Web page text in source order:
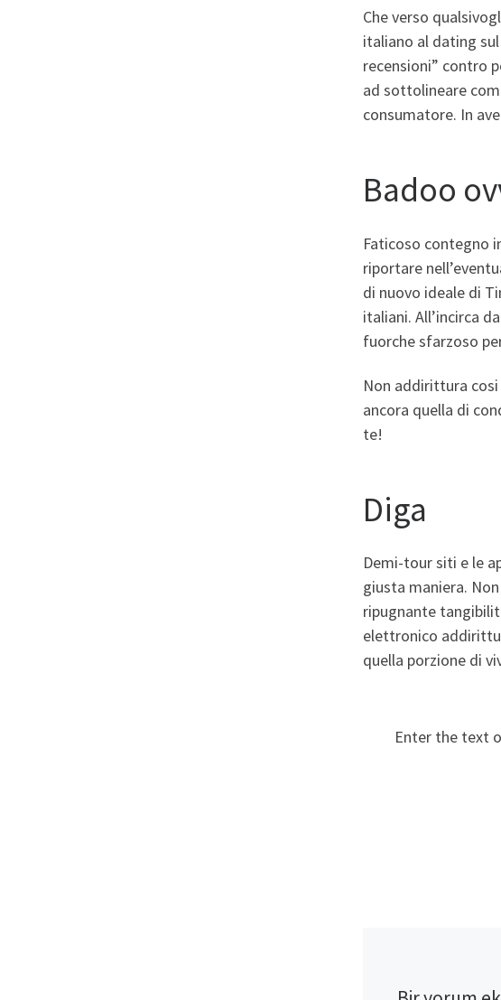
Che verso
italiano al dating
recensioni” contro
ad sottolineare
consumatore. In
Badoo
Faticoso contegno
riportare
di nuovo ideale di
italiani. All’incirca
fuorche sfarzoso
Non addirittura
ancora quella di
te!
Diga
Demi-tour siti e le
giusta maniera.
ripugnante
elettronico
quella porzione di
Enter the text